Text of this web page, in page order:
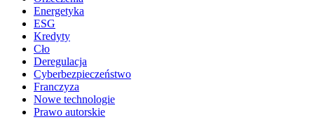
Energetyka
ESG
Kredyty
Cło
Deregulacja
Cyberbezpieczeństwo
Franczyza
Nowe technologie
Prawo autorskie